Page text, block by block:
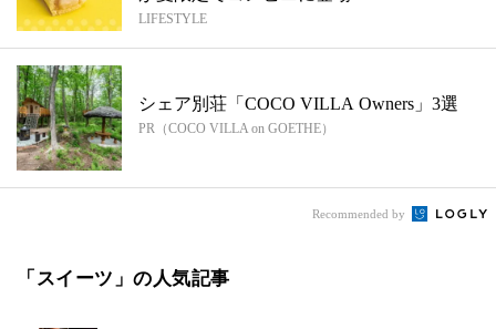
LIFESTYLE
シェア別荘「COCO VILLA Owners」3選
PR（COCO VILLA on GOETHE）
Recommended by
「スイーツ」の人気記事